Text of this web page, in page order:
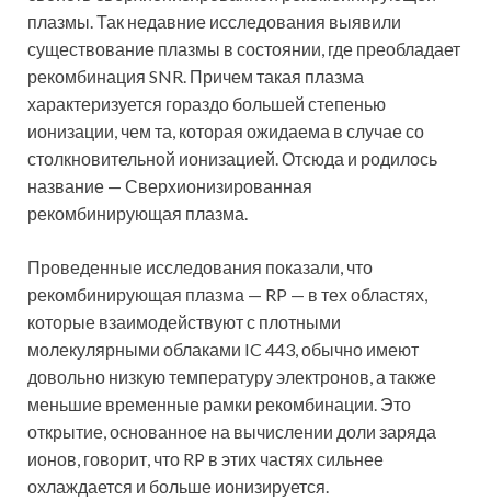
плазмы. Так недавние исследования выявили
существование плазмы в состоянии, где преобладает
рекомбинация SNR. Причем такая плазма
характеризуется гораздо большей степенью
ионизации, чем та, которая ожидаема в случае со
столкновительной ионизацией. Отсюда и родилось
название — Сверхионизированная
рекомбинирующая плазма.
Проведенные исследования показали, что
рекомбинирующая плазма — RP — в тех областях,
которые взаимодействуют с плотными
молекулярными облаками IC 443, обычно имеют
довольно низкую температуру электронов, а также
меньшие временные рамки рекомбинации. Это
открытие, основанное на вычислении доли заряда
ионов, говорит, что RP в этих частях сильнее
охлаждается и больше ионизируется.